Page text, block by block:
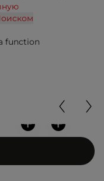
function
+ +